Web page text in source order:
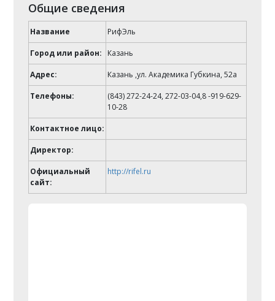
Общие сведения
Название РифЭль
Город или район: Казань
Адрес: Казань ,ул. Академика Губкина, 52а
Телефоны:
(843) 272-24-24, 272-03-04,8 -919-629-
10-28
Контактное лицо:
Директор:
Официальный
сайт:
http://rifel.ru